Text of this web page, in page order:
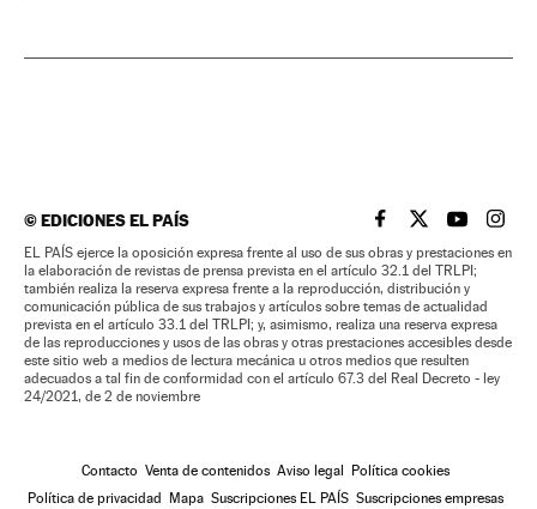
©EDICIONES EL PAÍS EL PAÍS BRASIL EN
EL PAÍSEL PAÍS
EL
EL PAÍS ejerce la oposición expresa frente al uso de sus obras y prestaciones en
la elaboración de revistas de prensa prevista en el artículo 32.1 del TRLPI;
también realiza la reserva expresa frente a la reproducción, distribución y
comunicación pública de sus trabajos y artículos sobre temas de actualidad
prevista en el artículo 33.1 del TRLPI; y, asimismo, realiza una reserva expresa
de las reproducciones y usos de las obras y otras prestaciones accesibles desde
este sitio web a medios de lectura mecánica u otros medios que resulten
adecuados a tal fin de conformidad con el artículo 67.3 del Real Decreto - ley
24/2021, de 2 de noviembre
Contacto Venta de contenidos Aviso legal Política cookies
Política de privacidad Mapa Suscripciones EL PAÍS Suscripciones empresas